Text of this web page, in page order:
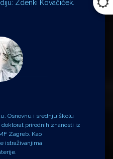
Zdenki Kovačiček.
Osnovnu i srednju školu
prirodnih znanosti iz
Zagreb. Kao
istraživanjima